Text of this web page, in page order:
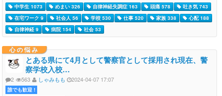
中学生 1073 めまい 326 自律神経失調症 163 頭痛 578
吐き気 743
在宅ワーク 9
社会人 56 学校 530 仕事 520 家族 338
心配 188
自律神経 9
病院 154 社会 53
心の悩み
とある県にて4月として警察官として採用され現在、警
察学校入校…
2 563 しゃみもも 2024-04-07 17:07
誰でも歓迎 !